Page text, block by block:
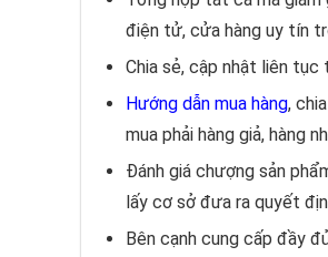
điện tử, cửa hàng uy tín
Chia sẻ, cập nhật liên
Hướng dẫn mua hàng,
mua phải hàng giả, hàng
Đánh giá chượng sản
lấy cơ sở đưa ra quyết
Bên cạnh cung cấp đầy